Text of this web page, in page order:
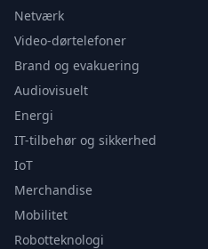
Netværk
Video-dørtelefoner
Brand og evakuering
Audiovisuelt
Energi
IT-tilbehør og sikkerhed
IoT
Merchandise
Mobilitet
Robotteknologi